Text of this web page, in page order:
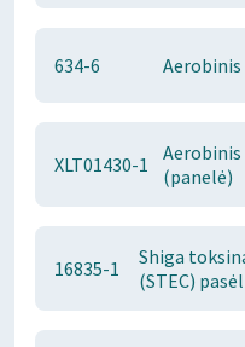
634-6
XLT01430-1
(panelė)
16835-1
Shiga
(STEC)